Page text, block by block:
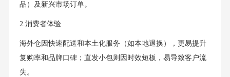
品）及新兴市场订单。
2.消费者体验
海外仓因快速配送和本土化服务（如本地退换），更易提升
复购率和品牌口碑；直发小包则因时效短板，易导致客户流
失。